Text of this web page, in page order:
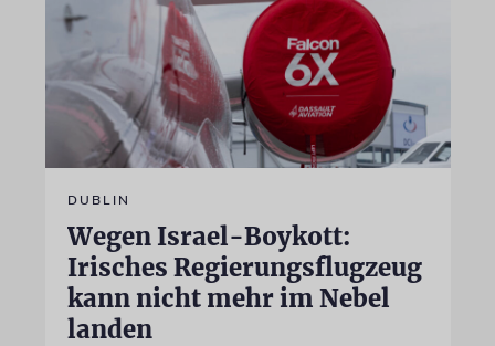
DUBLIN
Wegen Israel-Boykott:
Irisches Regierungsflugzeug
kann nicht mehr im Nebel
landen